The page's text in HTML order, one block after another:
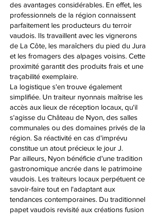
des avantages considérables. En effet, les
professionnels de la région connaissent
parfaitement les producteurs du terroir
vaudois. Ils travaillent avec les vignerons
de La Côte, les maraîchers du pied du Jura
et les fromagers des alpages voisins. Cette
proximité garantit des produits frais et une
traçabilité exemplaire.
La logistique s'en trouve également
simplifiée. Un traiteur nyonnais maîtrise les
accès aux lieux de réception locaux, qu'il
s'agisse du Château de Nyon, des salles
communales ou des domaines privés de la
région. Sa réactivité en cas d'imprévu
constitue un atout précieux le jour J.
Par ailleurs, Nyon bénéficie d'une tradition
gastronomique ancrée dans le patrimoine
vaudois. Les traiteurs locaux perpétuent ce
savoir-faire tout en l'adaptant aux
tendances contemporaines. Du traditionnel
papet vaudois revisité aux créations fusion